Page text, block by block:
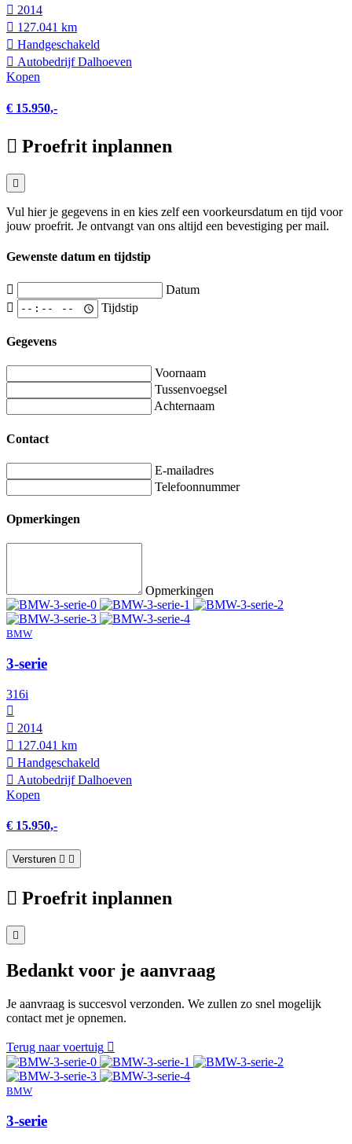
2014
127.041 km
Hand­geschakeld
Autobedrijf Dalhoeven
Kopen
€ 15.950,-
Proefrit inplannen
Vul hier je gegevens in en kies zelf een voorkeursdatum en tijd voor
jouw proefrit. Je ontvangt van ons altijd een bevestiging per mail.
Gewenste datum en tijdstip
Datum
Tijdstip
Gegevens
Voornaam
Tussenvoegsel
Achternaam
Contact
E-mailadres
Telefoonnummer
Opmerkingen
Opmerkingen
BMW
3-serie
316i
2014
127.041 km
Hand­geschakeld
Autobedrijf Dalhoeven
Kopen
€ 15.950,-
Versturen
Proefrit inplannen
Bedankt voor je aanvraag
Je aanvraag is succesvol verzonden. We zullen zo snel mogelijk
contact met je opnemen.
Terug naar voertuig
BMW
3-serie